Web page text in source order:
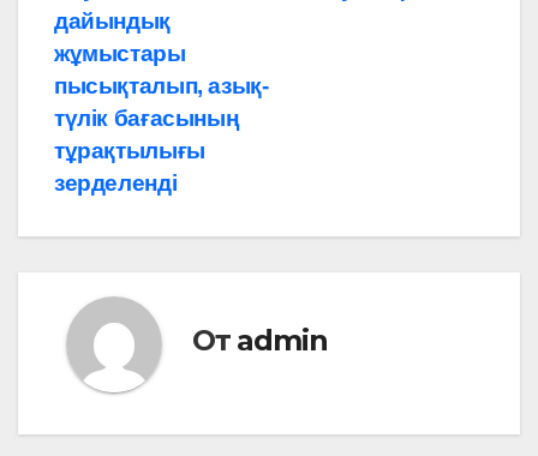
записям
дайындық
жұмыстары
пысықталып, азық-
түлік бағасының
тұрақтылығы
зерделенді
От admin